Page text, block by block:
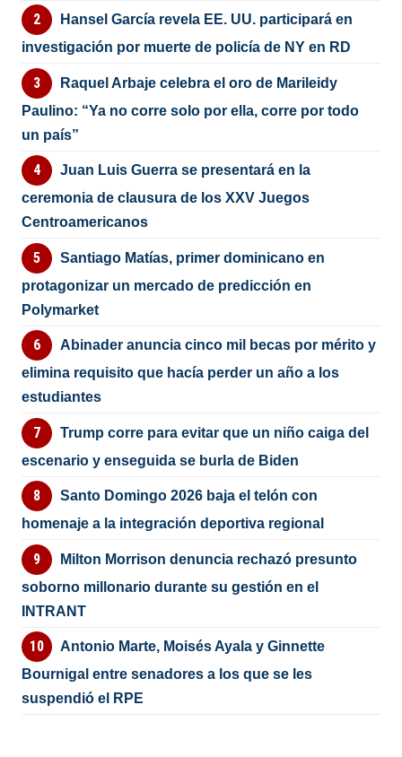
Hansel García revela EE. UU. participará en
investigación por muerte de policía de NY en RD
Raquel Arbaje celebra el oro de Marileidy
Paulino: “Ya no corre solo por ella, corre por todo
un país”
Juan Luis Guerra se presentará en la
ceremonia de clausura de los XXV Juegos
Centroamericanos
Santiago Matías, primer dominicano en
protagonizar un mercado de predicción en
Polymarket
Abinader anuncia cinco mil becas por mérito y
elimina requisito que hacía perder un año a los
estudiantes
Trump corre para evitar que un niño caiga del
escenario y enseguida se burla de Biden
Santo Domingo 2026 baja el telón con
homenaje a la integración deportiva regional
Milton Morrison denuncia rechazó presunto
soborno millonario durante su gestión en el
INTRANT
Antonio Marte, Moisés Ayala y Ginnette
Bournigal entre senadores a los que se les
suspendió el RPE